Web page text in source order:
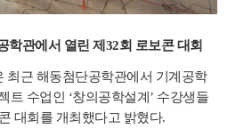
학관에서 열린 제32회 로보콘 대회
최근 해동첨단공학관에서 기계공학
트 수업인 ‘창의공학설계’ 수강생들
대회를 개최했다고 밝혔다.